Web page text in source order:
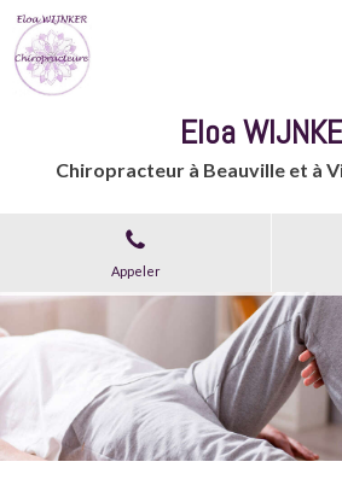
Eloa
Chiropracteur à Beauville et à
Appeler